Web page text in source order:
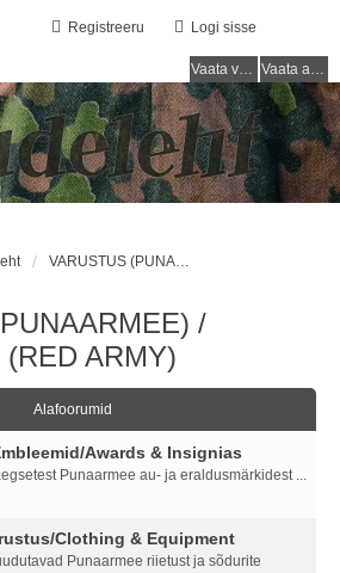
Logi sisse
Registreeru
Vaata vastamata teemasi Vaata aktiivseid teemasid
VARUSTUS (PUNAARMEE) / EQUIPMENT (RED ARMY)
/
ARMY)
Alafoorumid
Awards & Insignias
Punaarmee au- ja eraldusmärkidest ...
Clothing & Equipment
Punaarmee riietust ja sõdurite